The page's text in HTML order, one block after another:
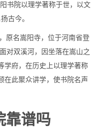
书院以理学著称于世，以文
古今。
原名嵩阳寺，位于河南省登
对双溪河，因坐落在嵩山之
学府，在历史上以理学著称
在此聚众讲学，使书院名声
靠谱吗